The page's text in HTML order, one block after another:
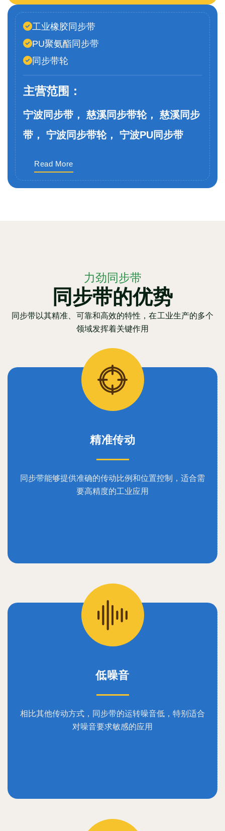
工业橡胶同步带
PU聚氨酯同步带
同步带轮
主营范围：
宁波同步带， 慈溪同步带轮， 慈溪同步
带， 宁波同步带轮， 宁波PU同步带
Read More
力劲同步带
同步带的优势
同步带以其精准、可靠和高效的特性，在工业生产的多个
领域发挥着关键作用
精准传动
同步带能够提供准确的传动比例和位置控制，适合需
要高精度的工业应用
低噪音
相比其他传动方式，同步带的运转噪音低，特别适合
对噪音要求敏感的应用